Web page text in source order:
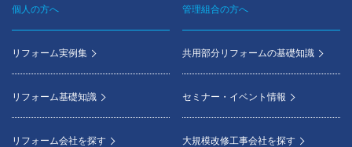
Footer
menu
個人の方へ
リフォーム実例集
リフォーム基礎知識
リフォーム会社を探す
管理組合の方へ
共用部分リフォームの基礎知識
セミナー・イベント情報
大規模改修工事会社を探す